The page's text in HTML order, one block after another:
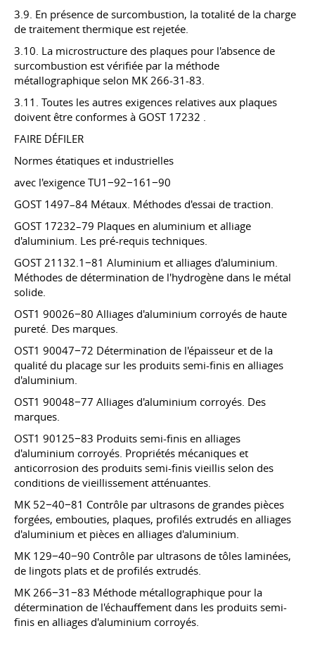
3.9. En présence de surcombustion, la totalité de la charge
de traitement thermique est rejetée.
3.10. La microstructure des plaques pour l'absence de
surcombustion est vérifiée par la méthode
métallographique selon MK 266-31-83.
3.11. Toutes les autres exigences relatives aux plaques
doivent être conformes à GOST 17232
FAIRE DÉFILER
Normes étatiques et industrielles
avec l'exigence TU1−92−161−90
GOST 1497–84 Métaux. Méthodes d'essai de traction.
GOST 17232–79 Plaques en aluminium et alliage
d'aluminium. Les pré-requis techniques.
GOST 21132.1−81 Aluminium et alliages d'aluminium.
Méthodes de détermination de l'hydrogène dans le métal
solide.
OST1 90026−80 Alliages d'aluminium corroyés de haute
pureté. Des marques.
OST1 90047−72 Détermination de l'épaisseur et de la
qualité du placage sur les produits semi-finis en alliages
d'aluminium.
OST1 90048−77 Alliages d'aluminium corroyés. Des
marques.
OST1 90125−83 Produits semi-finis en alliages
d'aluminium corroyés. Propriétés mécaniques et
anticorrosion des produits semi-finis vieillis selon des
conditions de vieillissement atténuantes.
MK 52−40−81 Contrôle par ultrasons de grandes pièces
forgées, embouties, plaques, profilés extrudés en alliages
d'aluminium et pièces en alliages d'aluminium.
MK 129−40−90 Contrôle par ultrasons de tôles laminées,
de lingots plats et de profilés extrudés.
MK 266−31−83 Méthode métallographique pour la
détermination de l'échauffement dans les produits semi-
finis en alliages d'aluminium corroyés.